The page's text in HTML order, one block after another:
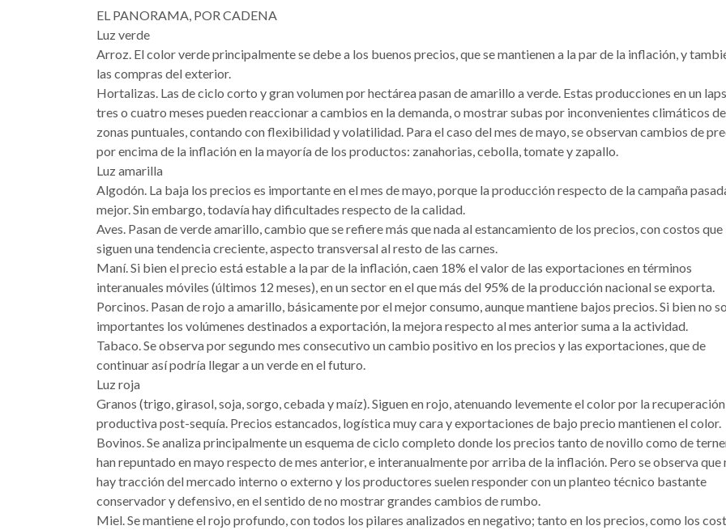
EL PANORAMA, POR CADENA
Luz verde
Arroz. El color verde principalmente se debe a los buenos precios, que se mantienen a la par de la inflación, y
las compras del exterior.
Hortalizas. Las de ciclo corto y gran volumen por hectárea pasan de amarillo a verde. Estas producciones en un
tres o cuatro meses pueden reaccionar a cambios en la demanda, o mostrar subas por inconvenientes climáticos de
zonas puntuales, contando con flexibilidad y volatilidad. Para el caso del mes de mayo, se observan cambios de
por encima de la inflación en la mayoría de los productos: zanahorias, cebolla, tomate y zapallo.
Luz amarilla
Algodón. La baja los precios es importante en el mes de mayo, porque la producción respecto de la campaña
mejor. Sin embargo, todavía hay dificultades respecto de la calidad.
Aves. Pasan de verde amarillo, cambio que se refiere más que nada al estancamiento de los precios, con costos que
siguen una tendencia creciente, aspecto transversal al resto de las carnes.
Maní. Si bien el precio está estable a la par de la inflación, caen 18% el valor de las exportaciones en términos
interanuales móviles (últimos 12 meses), en un sector en el que más del 95% de la producción nacional se exporta.
Porcinos. Pasan de rojo a amarillo, básicamente por el mejor consumo, aunque mantiene bajos precios. Si bien no
importantes los volúmenes destinados a exportación, la mejora respecto al mes anterior suma a la actividad.
Tabaco. Se observa por segundo mes consecutivo un cambio positivo en los precios y las exportaciones, que de
continuar así podría llegar a un verde en el futuro.
Luz roja
Granos (trigo, girasol, soja, sorgo, cebada y maíz). Siguen en rojo, atenuando levemente el color por la recuperación
productiva post-sequía. Precios estancados, logística muy cara y exportaciones de bajo precio mantienen el color.
Bovinos. Se analiza principalmente un esquema de ciclo completo donde los precios tanto de novillo como de
han repuntado en mayo respecto de mes anterior, e interanualmente por arriba de la inflación. Pero se observa que
hay tracción del mercado interno o externo y los productores suelen responder con un planteo técnico bastante
conservador y defensivo, en el sentido de no mostrar grandes cambios de rumbo.
Miel. Se mantiene el rojo profundo, con todos los pilares analizados en negativo; tanto en los precios, como los